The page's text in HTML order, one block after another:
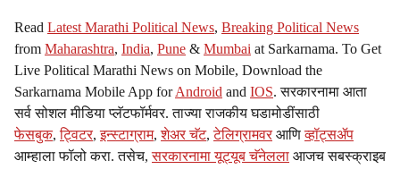
Read Latest Marathi Political News, Breaking Political News
from Maharashtra, India, Pune & Mumbai at Sarkarnama. To Get
Live Political Marathi News on Mobile, Download the
Sarkarnama Mobile App forAndroid and IOS. सरकारनामा आता
सर्व सोशल मीडिया प्लॅटफॉर्मवर. ताज्या राजकीय घडामोडींसाठी
फेसबुक,ट्विटर,इन्स्टाग्राम,शेअर चॅट,टेलिग्रामवर आणिव्हॉट्सॲप
आम्हाला फॉलो करा. तसेच,सरकारनामा यूट्यूब चॅनेलला आजच सबस्क्राइब